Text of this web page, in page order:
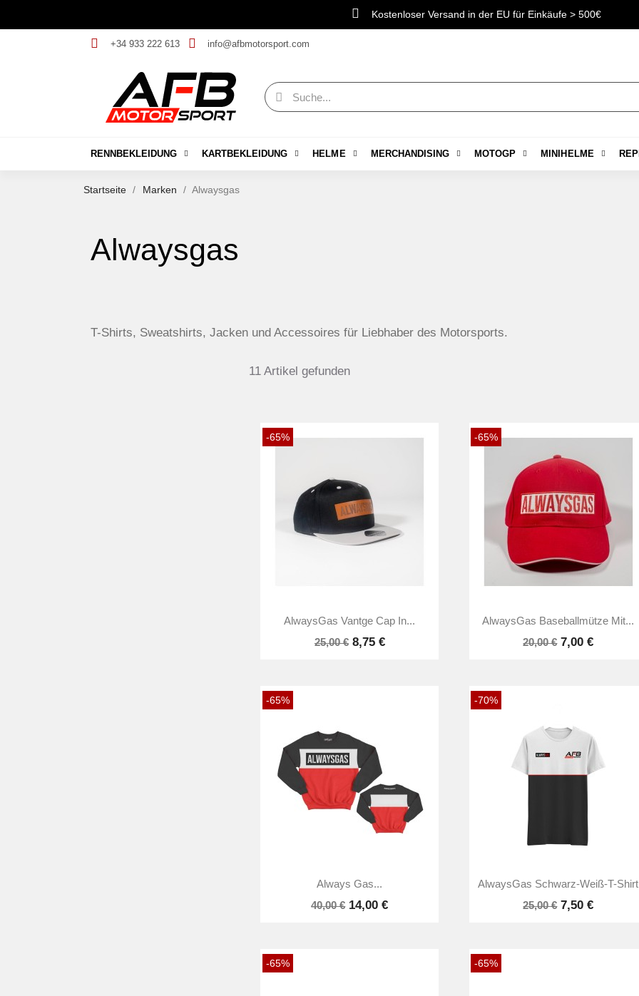
Kostenloser Versand in der EU für Einkäufe > 500€
+34 933 222 613 info@afbmotorsport.com
RENNBEKLEIDUNG KARTBEKLEIDUNG HELME MERCHANDISING MOTOGP MINIHELME
Startseite Marken Alwaysgas
Alwaysgas
T-Shirts, Sweatshirts, Jacken und Accessoires für Liebhaber des Motorsports.
11 Artikel gefunden
-65%
Vorschau
AlwaysGas Vantge Cap In...
25,00 € 8,75 €
-65%
Vorschau
AlwaysGas Baseballmütze Mit...
20,00 € 7,00 €
-65%
Vorschau
Always Gas...
40,00 € 14,00 €
-70%
Vorschau
AlwaysGas Schwarz-Weiß-T-Shirt
25,00 € 7,50 €
-65% -65%